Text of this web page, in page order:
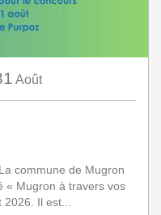
Août
commune de Mugron
« Mugron à travers vos
Il est...